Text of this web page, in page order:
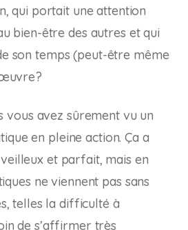
qui portait une attention
bien-être des autres et qui
son temps (peut-être même
vous avez sûrement vu un
en pleine action. Ça a
et parfait, mais en
ne viennent pas sans
telles la difficulté à
de s’affirmer très